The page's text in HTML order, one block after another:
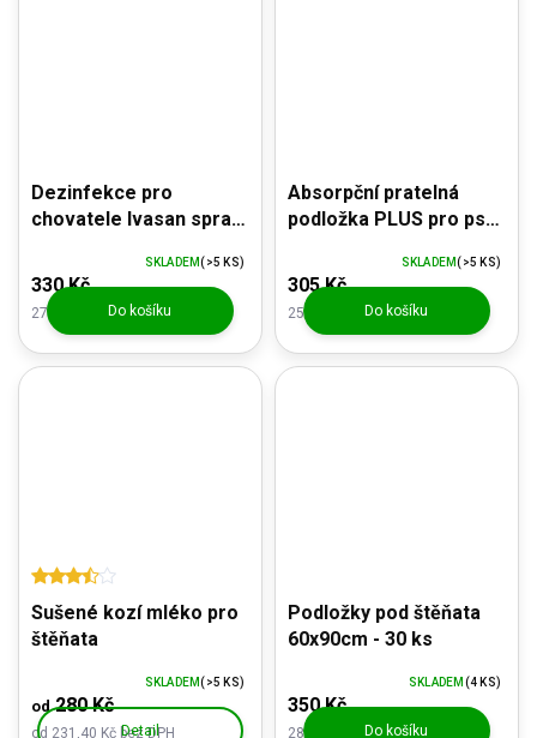
Dezinfekce pro
chovatele Ivasan spray
272,73 Kč bez DPH
330 Kč
SKLADEM(>5 KS)
Do košíku
Absorpční pratelná
podložka PLUS pro psy
252,07 Kč bez DPH
305 Kč
SKLADEM(>5 KS)
Do košíku
Sušené kozí mléko pro
štěňata
od 231,40 Kč bez DPH
od280 Kč
SKLADEM(>5 KS)
Detail
Podložky pod štěňata
60x90cm - 30 ks
289,26 Kč bez DPH
350 Kč
SKLADEM (4 KS)
Do košíku